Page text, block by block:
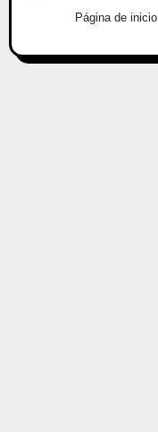
Página de inicio